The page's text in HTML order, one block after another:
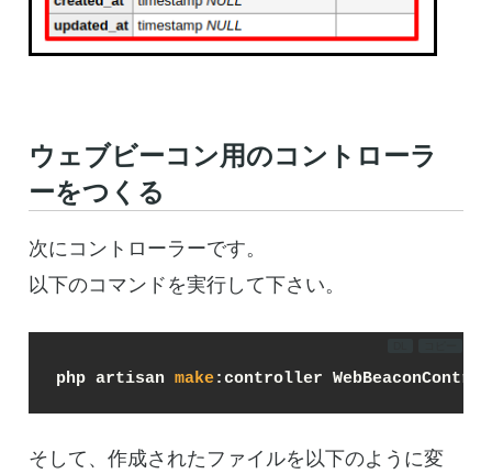
ウェブビーコン用のコントローラ
ーをつくる
次にコントローラーです。
以下のコマンドを実行して下さい。
php artisan make:controller
そして、作成されたファイルを以下のように変